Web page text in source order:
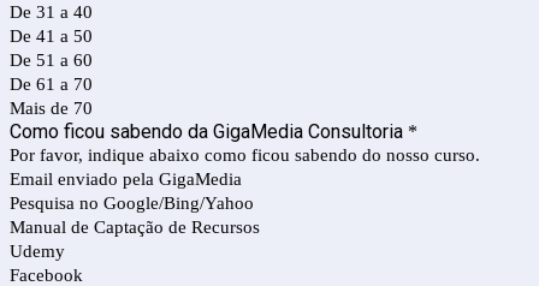
De 31 a 40
De 41 a 50
De 51 a 60
De 61 a 70
Mais de 70
Como ficou sabendo da GigaMedia Consultoria *
Por favor, indique abaixo como ficou sabendo do nosso curso.
Email enviado pela GigaMedia
Pesquisa no Google/Bing/Yahoo
Manual de Captação de Recursos
Udemy
Facebook